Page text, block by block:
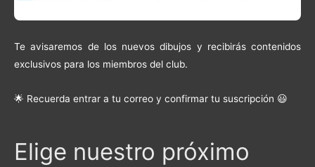
Te avisaremos de los nuevos dibujos y recibirás contenidos
exclusivos para los miembros del club.
🌟 Recuerda entrar a tu correo y confirmar tu suscripción 😃
Elige nuestro próximo